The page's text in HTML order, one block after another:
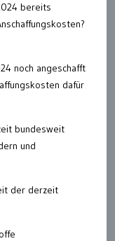
bereits
noch angeschafft
dafür
bundesweit
und
der derzeit